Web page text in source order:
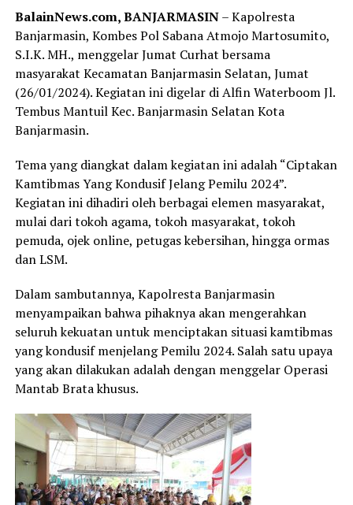
BalainNews.com, BANJARMASIN– Kapolresta
Banjarmasin, Kombes Pol Sabana Atmojo Martosumito,
S.I.K. MH., menggelar Jumat Curhat bersama
masyarakat Kecamatan Banjarmasin Selatan, Jumat
(26/01/2024). Kegiatan ini digelar di Alfin Waterboom Jl.
Tembus Mantuil Kec. Banjarmasin Selatan Kota
Banjarmasin.
Tema yang diangkat dalam kegiatan ini adalah “Ciptakan
Kamtibmas Yang Kondusif Jelang Pemilu 2024”.
Kegiatan ini dihadiri oleh berbagai elemen masyarakat,
mulai dari tokoh agama, tokoh masyarakat, tokoh
pemuda, ojek online, petugas kebersihan, hingga ormas
dan LSM.
Dalam sambutannya, Kapolresta Banjarmasin
menyampaikan bahwa pihaknya akan mengerahkan
seluruh kekuatan untuk menciptakan situasi kamtibmas
yang kondusif menjelang Pemilu 2024. Salah satu upaya
yang akan dilakukan adalah dengan menggelar Operasi
Mantab Brata khusus.